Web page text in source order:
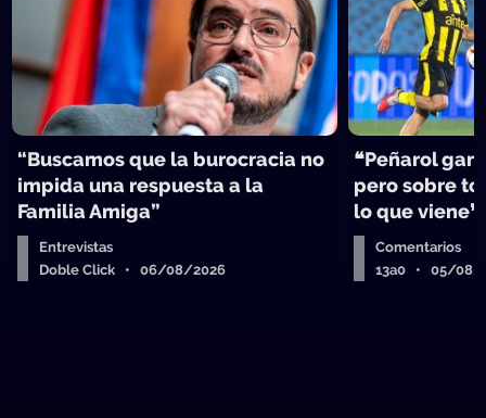
“Buscamos que la burocracia no
impida una respuesta a la
Familia Amiga”
Entrevistas
Doble Click • 06/08/2026
❝Peñarol
pero sobre
lo que viene❞
Comentarios
13a0 • 05/08/